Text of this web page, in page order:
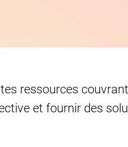
ressources
et fournir des